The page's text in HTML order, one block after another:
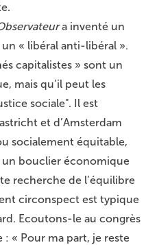
a inventé un
« libéral anti-libéral ».
capitalistes » sont un
mais qu’il peut les
sociale". Il est
et d’Amsterdam
socialement équitable,
un bouclier économique
recherche de l’équilibre
circonspect est typique
Ecoutons-le au congrès
: « Pour ma part, je reste